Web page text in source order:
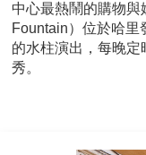
中心最熱鬧的購物
Fountain）位於哈里
的水柱演出，每晚
秀。